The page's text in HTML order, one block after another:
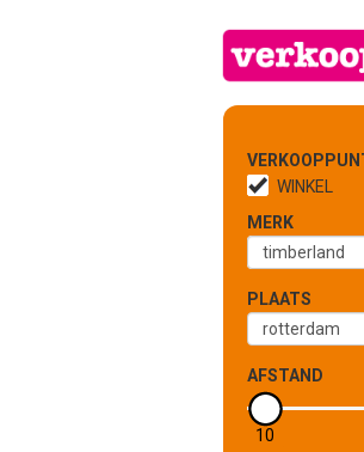
WINKEL
MERK
PLAATS
AFSTAND
5 KM
10